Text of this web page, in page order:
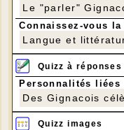
Le "parler"
Connaissez-vous
Langue et
Quizz à
Personnalités
Des Gignacois
Quizz images